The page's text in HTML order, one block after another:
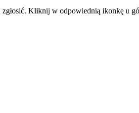
Kliknij w odpowiednią ikonkę u